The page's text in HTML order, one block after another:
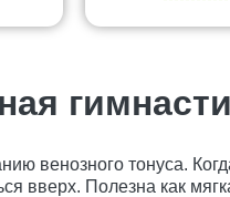
венозного тонуса.
вверх. Полезна как